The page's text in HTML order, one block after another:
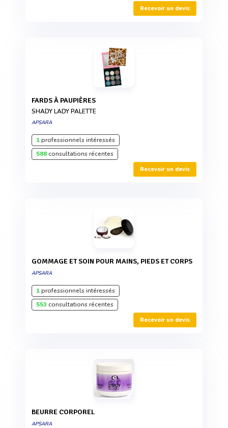
Recevoir un devis
FARDS À PAUPIÈRES
SHADY LADY PALETTE
APSARA
1professionnels intéressés
588consultations récentes
Recevoir un devis
GOMMAGE ET SOIN POUR MAINS, PIEDS ET CORPS
APSARA
1professionnels intéressés
553 consultations récentes
Recevoir un devis
BEURRE CORPOREL
APSARA